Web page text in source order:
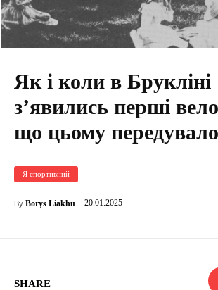
Як і коли в Брукліні
з’явились перші
що цьому передувало
Я спортивний
By Borys Liakhu 20.01.2025
SHARE